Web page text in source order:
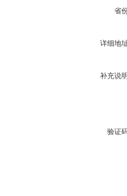
省
详细地
补充说
验证